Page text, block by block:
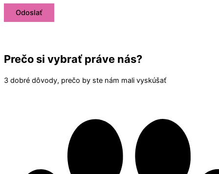
Prečo si vybrať práve nás?
3 dobré dôvody, prečo by ste nám mali vyskúšať